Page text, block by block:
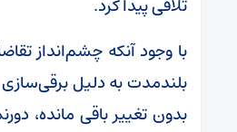
تلاقی پیدا کرد.
با وجود آنکه چشم‌انداز
بلندمدت به دلیل
بدون تغییر باقی مانده،